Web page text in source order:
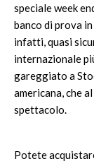
speciale week
banco di prova
infatti, quasi
internazionale
gareggiato a
americana, che
spettacolo.
Potete